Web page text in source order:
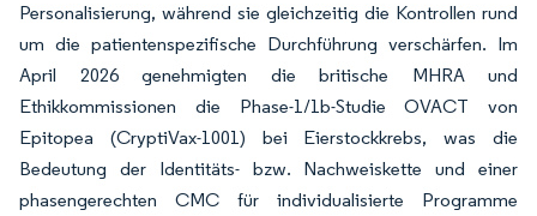
Personalisierung, während sie gleichzeitig die Kontrollen rund
um die patientenspezifische Durchführung verschärfen. Im
April 2026 genehmigten die britische MHRA und
Ethikkommissionen die Phase-1/1b-Studie OVACT von
Epitopea (CryptiVax-1001) bei Eierstockkrebs, was die
Bedeutung der Identitäts- bzw. Nachweiskette und einer
phasengerechten CMC für individualisierte Programme